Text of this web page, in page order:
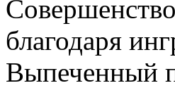
благодаря
Выпеченный